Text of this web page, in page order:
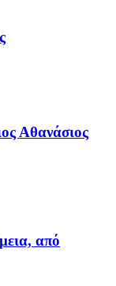
Αθανάσιος
από